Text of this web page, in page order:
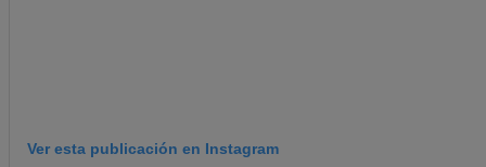
Ver esta publicación en Instagram